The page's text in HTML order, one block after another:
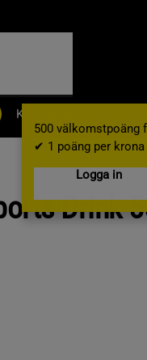
500 välkomstpoäng
✔ 1 poäng per
Logga in
Kampanjer
Drink